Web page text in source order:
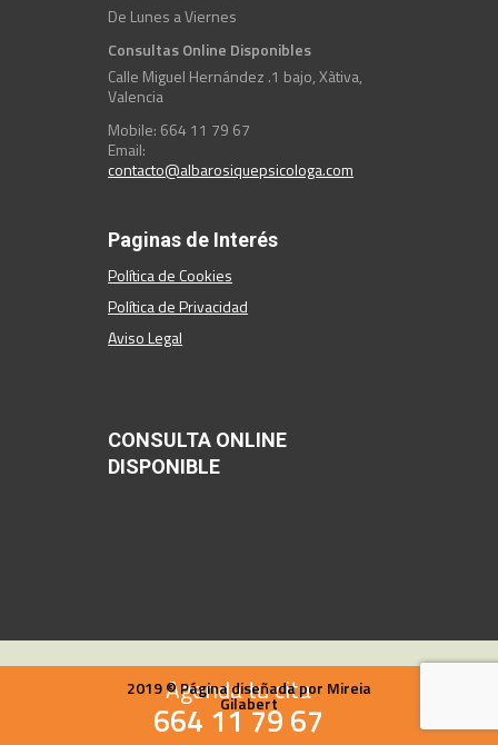
De Lunes a Viernes
Consultas Online Disponibles
Calle Miguel Hernández .1 bajo, Xàtiva,
Valencia
Mobile: 664 11 79 67
Email:
contacto@albarosiquepsicologa.com
Paginas de Interés
Política de Cookies
Política de Privacidad
Aviso Legal
CONSULTA ONLINE
DISPONIBLE
Agenda tu cita
664 11 79 67
2019 © Página diseñada por Mireia
Gilabert